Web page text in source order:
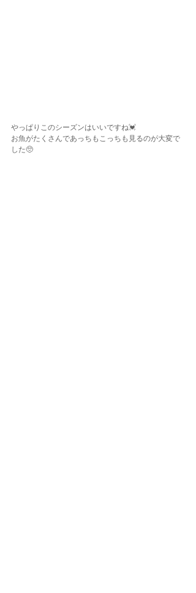
やっぱりこのシーズンはいいですね💓
お魚がたくさんであっちもこっちも見るのが大変で
した🥺